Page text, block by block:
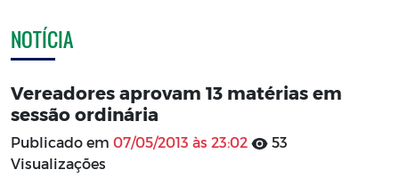
NOTÍCIA
Vereadores aprovam 13 matérias em
sessão ordinária
Publicado em 07/05/2013 às 23:02
53
Visualizações